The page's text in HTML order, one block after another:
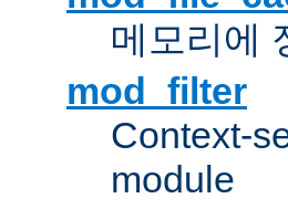
메모리에
mod_filter
Context-
module